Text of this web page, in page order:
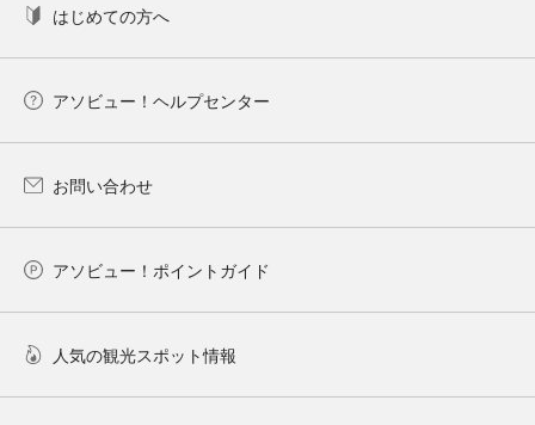
はじめての方へ
アソビュー！ヘルプセンター
お問い合わせ
アソビュー！ポイントガイド
人気の観光スポット情報